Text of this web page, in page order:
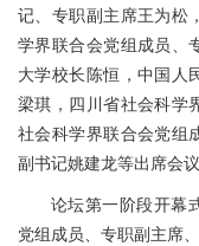
记、专职副主席王为松
学界联合会党组成员、
大学校长陈恒，中国人
梁琪，四川省社会科学
社会科学界联合会党组
副书记姚建龙等出席会议
论坛第一阶段开幕
党组成员、专职副主席